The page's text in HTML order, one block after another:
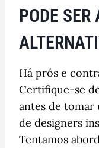
PODE SER
Há prós e
Certifique-se
antes de tomar
de designers
Tentamos